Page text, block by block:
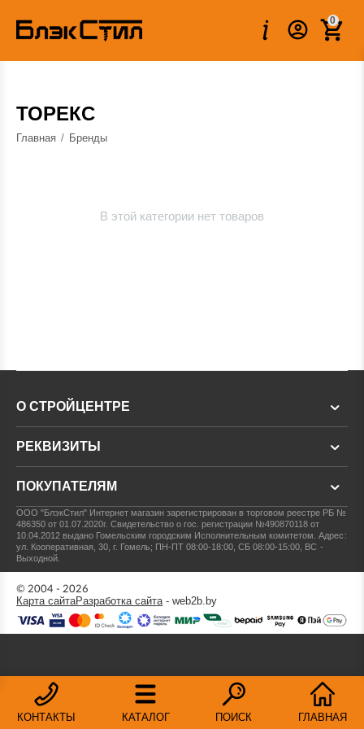
0
ТОРЕКС
Главная / Бренды
В этой категории нет товаров
КОНТАКТЫ КАТАЛОГ ПОИСК ГЛАВНАЯ
О СТРОЙЦЕНТРЕ
РЕКВИЗИТЫ
ПОКУПАТЕЛЯМ
ООО "БлэкСтил" Интернет магазин зарегистрирован в торговом реестре РБ №
486350 от 01.07.2020г.Свидетельство о гос. регистрации №490870118 от
10.04.2012 выдано Гомельским городским Исполнительным комитетом.Адрес:
ул. Кооперативная, 30, г. Гомель; ПН-ПТ 08:00-18:00, СБ 08:00-15:00, ВС -
Выходной.
© 2004 - 2026
Карта сайтаРазработка сайта- web2b.by